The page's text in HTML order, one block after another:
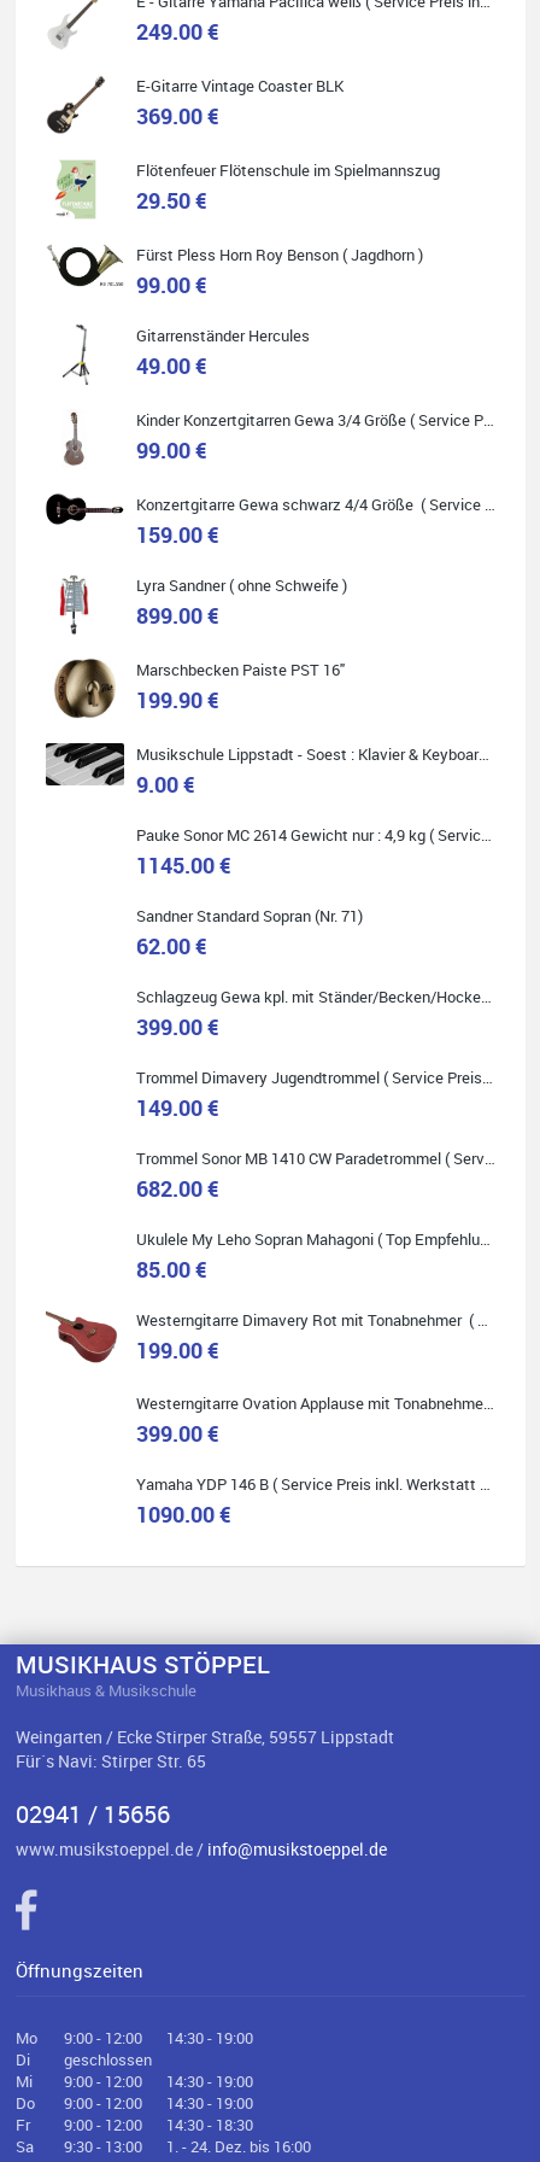
Quelle: Google-Rezension
Helene Balluff
Das Musikhaus Stöppel ist super!
Ich habe eine Westerngitarre gekauft.
Die Qualität und das Preis-Leistungsverhältnis sind erstaunlich.
möchte.
Carsten Spiegel
Ich war auf der Suche nach einem neuen Keyboard und bin
begeistert: ich bin super beraten worden, aktuell natürlich nur
telefonisch. Nachdem die Entscheidung zum Kauf gefallen war,
wurde alles zusammengestellt, so dass ich alles nur noch
abholen musste. Top!
Quelle: Google-Rezension
Marie-Luise Mroß
Ich bin super zufrieden mit meiner neuen Ukulele! Einfach am
Freitag vorbeigekommen, eben geklingelt und top beraten
worden. Ich würde den Besuch im Musikgeschäft Stöppel jedem
Onlineshopping vorziehen.
Quelle: Google-Rezension
Bella :D
Klein...aber fein!
249.00 €
E-Gitarre Vintage Coaster BLK
369.00 €
Flötenfeuer Flötenschule im Spielmannszug
29.50 €
Fürst Pless Horn Roy Benson ( Jagdhorn )
99.00 €
Gitarrenständer Hercules
49.00 €
Kinder Konzertgitarren Gewa 3/4 Größe ( Service Preis inkl. Werkstatt Service )
99.00 €
Konzertgitarre Gewa schwarz 4/4 Größe ( Service Preis inkl. Werkstatt Service )
159.00 €
Lyra Sandner ( ohne Schweife )
899.00 €
Marschbecken Paiste PST 16"
199.90 €
Musikschule Lippstadt - Soest : Klavier & Keyboardunterricht
9.00 €
Pauke Sonor MC 2614 Gewicht nur : 4,9 kg ( Service Preis inkl. Werkstatt Service )
1145.00 €
Sandner Standard Sopran (Nr. 71)
62.00 €
Schlagzeug Gewa kpl. mit Ständer/Becken/Hocker DER RENNER ! (Service Preis inkl. Werkstatt Service)
399.00 €
Trommel Dimavery Jugendtrommel ( Service Preis inkl. Werkstatt Service )
149.00 €
Trommel Sonor MB 1410 CW Paradetrommel ( Service Preis inkl. Werkstatt Service )
682.00 €
Ukulele My Leho Sopran Mahagoni ( Top Empfehlung ! )
85.00 €
Westerngitarre Dimavery Rot mit Tonabnehmer ( Service Preis inkl. Werkstatt Service )
199.00 €
399.00 €
1090.00 €
MUSIKHAUS STÖPPEL
Musikhaus & Musikschule
Weingarten / Ecke Stirper Straße, 59557 Lippstadt
Für`s Navi: Stirper Str. 65
02941 / 15656
www.musikstoeppel.de / info@musikstoeppel.de
Öffnungszeiten
Mo 9:00 - 12:00
14:30 - 19:00
Di
geschlossen
Mi
9:00 - 12:00
14:30 - 19:00
Do
9:00 - 12:00
14:30 - 19:00
Fr
9:00 - 12:00
14:30 - 18:30
Sa
9:30 - 13:00 1. - 24. Dez. bis 16:00